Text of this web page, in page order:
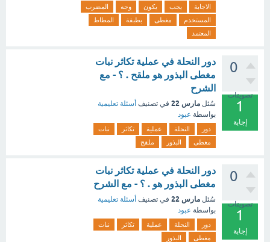
الاجابة يجب يكون وجه
المضرب
المستخدم
مغطى بطبقة
المطاط
المعتمد
0
تصويتات
1
إجابة
دور النحلة في عملية تكاثر نبات
مغطى البذور هو ملقح . ؟ - مع
الشرح
سُئل مارس 22 في تصنيف أسئلة تعليمية
بواسطة عبود
دور النحلة عملية تكاثر
نبات
مغطى
البذور ملقح
0
تصويتات
1
إجابة
دور النحلة في عملية تكاثر نبات
مغطى البذور هو . ؟ - مع الشرح
سُئل مارس 22 في تصنيف أسئلة تعليمية
بواسطة عبود
دور النحلة عملية تكاثر
نبات
مغطى
البذور